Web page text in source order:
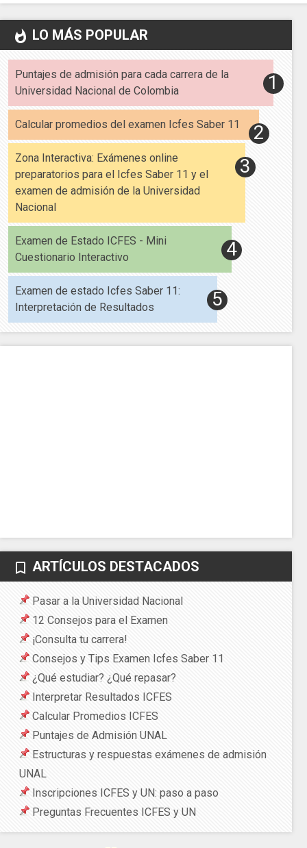
whatshot LO MÁS POPULAR
Puntajes de admisión para cada carrera de la
Universidad Nacional de Colombia
Calcular promedios del examen Icfes Saber 11
Zona Interactiva: Exámenes online
preparatorios para el Icfes Saber 11 y el
examen de admisión de la Universidad
Nacional
Examen de Estado ICFES - Mini
Cuestionario Interactivo
Examen de estado Icfes Saber 11:
Interpretación de Resultados
bookmark_border ARTÍCULOS DESTACADOS
Pasar a la Universidad Nacional
12 Consejos para el Examen
¡Consulta tu carrera!
Consejos y Tips Examen Icfes Saber 11
¿Qué estudiar? ¿Qué repasar?
Interpretar Resultados ICFES
Calcular Promedios ICFES
Puntajes de Admisión UNAL
Estructuras y respuestas exámenes de admisión
UNAL
Inscripciones ICFES y UN: paso a paso
Preguntas Frecuentes ICFES y UN